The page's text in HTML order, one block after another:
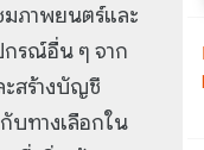
มภาพยนตร์และ
กรณ์อื่น ๆ จาก
สร้างบัญชี
บทางเลือกใน